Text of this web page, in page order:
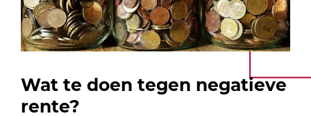
Wat te doen tegen negatieve
rente?